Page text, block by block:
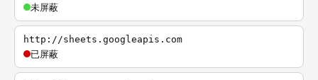
未屏蔽
http://sheets.googleapis.com
已屏蔽